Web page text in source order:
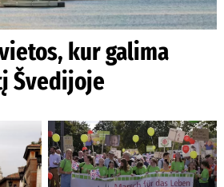
kur galima
Švedijoje